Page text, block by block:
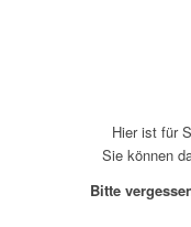
Hier ist für
Sie können
Bitte